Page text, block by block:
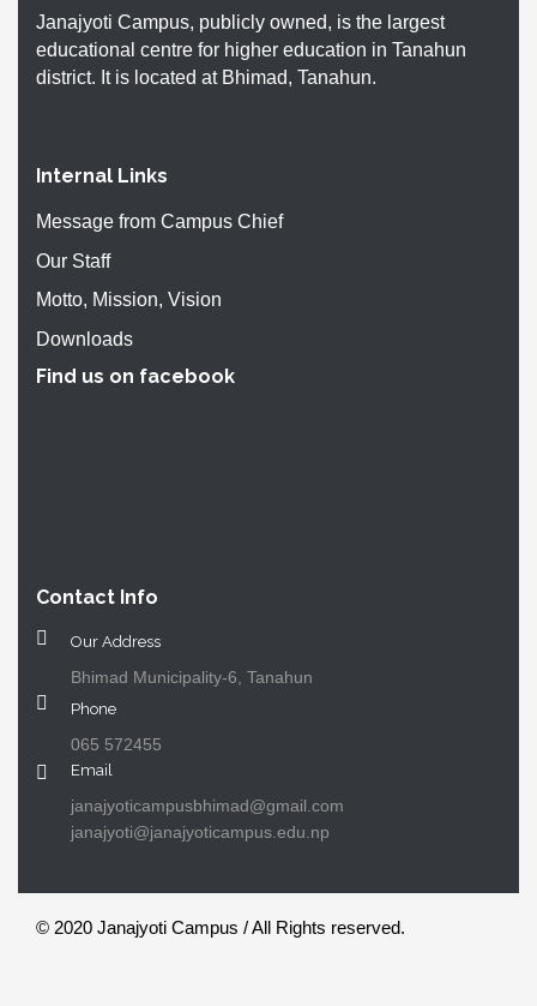
Janajyoti Campus, publicly owned, is the largest
educational centre for higher education in Tanahun
district. It is located at Bhimad, Tanahun.
Internal Links
Message from Campus Chief
Our Staff
Motto, Mission, Vision
Downloads
Find us on facebook
Contact Info
Our Address
Bhimad Municipality-6, Tanahun
Phone
065 572455
Email
janajyoticampusbhimad@gmail.com
janajyoti@janajyoticampus.edu.np
© 2020 Janajyoti Campus / All Rights reserved.